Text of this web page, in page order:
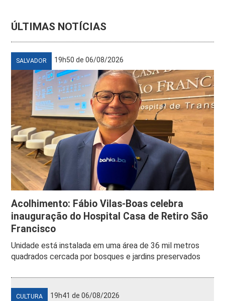
ÚLTIMAS NOTÍCIAS
SALVADOR 19h50 de 06/08/2026
Acolhimento: Fábio Vilas-Boas celebra
inauguração do Hospital Casa de Retiro São
Francisco
Unidade está instalada em uma área de 36 mil metros
quadrados cercada por bosques e jardins preservados
CULTURA 19h41 de 06/08/2026